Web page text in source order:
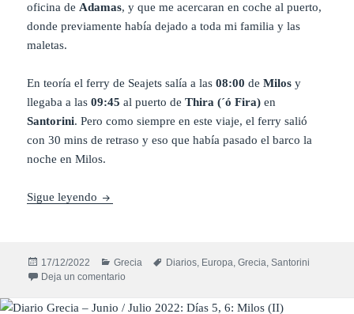
oficina deAdamas, y que me acercaran en coche al puerto,
donde previamente había dejado a toda mi familia y las
maletas.
En teoría el ferry de Seajets salía a las08:00 deMilosy
llegaba a las 09:45 al puerto deThira (´ó Fira)en
Santorini. Pero como siempre en este viaje, el ferry salió
con 30 mins de retraso y eso que había pasado el barco la
noche en Milos.
Sigue leyendo Diario Grecia – Junio / Julio 2022: Días 7,8:
Publicado
el
17/12/2022 Categorías
Grecia Etiquetas
Diarios, Europa,Grecia,Santorini
Deja un comentario